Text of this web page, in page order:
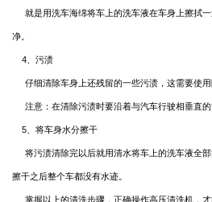
就是用洗车海绵将车上的洗车液在车身上擦拭
净。
4 、污渍
仔细清除车身上还残留的一些污渍，这需要使用
注意：在清除污渍时要沿着与汽车行驶相垂直的
5 、将车身水分擦干
将污渍清除完以后就用清水将车上的洗车液全
擦干之后整个车都没有水迹。
掌握以上的清洗步骤，正确操作高压清洗机，才